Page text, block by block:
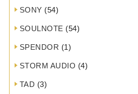
SONY (54)
SOULNOTE (54)
SPENDOR (1)
STORM AUDIO (4)
TAD (3)